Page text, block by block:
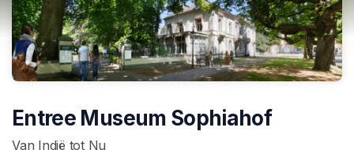
Entree Museum Sophiahof
Van Indië tot Nu